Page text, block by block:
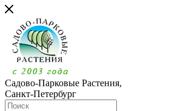
Садово-Парковые Растения,
Санкт-Петербург